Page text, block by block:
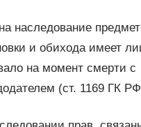
наследование
и обихода имеет
на момент смерти с
(ст. 1169 ГК